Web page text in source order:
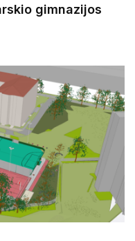
gimnazijos